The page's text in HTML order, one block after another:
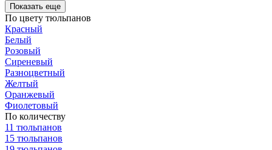
Показать еще
По цвету тюльпанов
Красный
Белый
Розовый
Сиреневый
Разноцветный
Желтый
Оранжевый
Фиолетовый
По количеству
11 тюльпанов
15 тюльпанов